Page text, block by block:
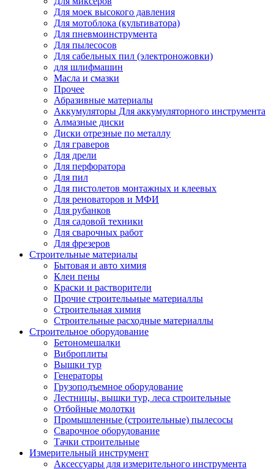
Для моек высокого давления
Для мотоблока (культиватора)
Для пневмоинструмента
Для пылесосов
Для сабельных пил (электроножовки)
для шлифмашин
Масла и смазки
Прочее
Абразивные материалы
Аккумуляторы Для аккумуляторного инструмента
Алмазные диски
Диски отрезные по металлу
Для граверов
Для дрели
Для перфоратора
Для пил
Для пистолетов монтажных и клеевых
Для реноваторов и МФИ
Для рубанков
Для садовой техники
Для сварочных работ
Для фрезеров
Строительные материалы
Бытовая и авто химия
Клеи пены
Краски и растворители
Прочие строителььные материаллы
Строительная химия
Строительные расходные материаллы
Строительное оборудование
Бетономешалки
Виброплиты
Вышки тур
Генераторы
Грузоподъемное оборудование
Лестницы, вышки тур, леса строительные
Отбойные молотки
Промышленные (строительные) пылесосы
Сварочное оборудование
Тачки строительные
Измерительный инструмент
Аксессуары для измерительного инструмента